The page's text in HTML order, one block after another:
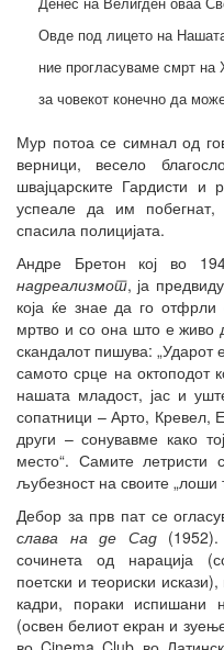
Овде под лицето на
ние прогласуваме смрт на
за човекот конечно да
Мур потоа се симнал од
верници, весело
швајцарските Гардисти и
успеале да им
спасила полицијата.
Андре Бретон кој во
надреализмот, ја
која ќе знае да го
мртво и со она што е живо
скандалот пишува: „Ударот
самото срце на октоподот
нашата младост, јас и
сопатници – Арто, Кревел,
други – сонувавме како
место“. Самите
љубезност на своите „лоши
Дебор за прв пат се
слава на де Сад(1952).
сочинета од нарација
поетски и теориски
кадри, пораки испишани
(освен белиот екран и